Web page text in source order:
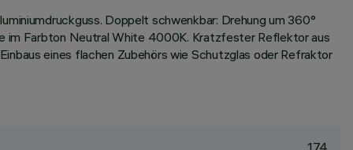
Doppelt schwenkbar: Drehung um 360°
im Farbton Neutral White 4000K. Kratzfester Reflektor aus
eines flachen Zubehörs wie Schutzglas oder Refraktor
174